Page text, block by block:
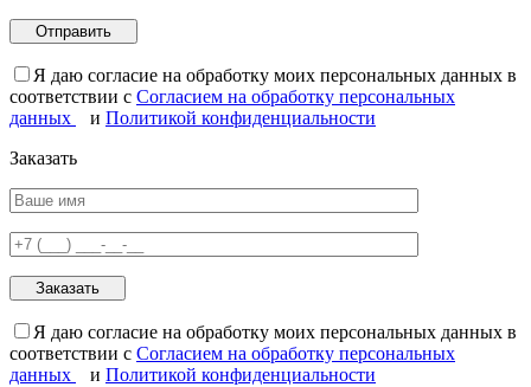
Я даю согласие на обработку моих персональных данных в
соответствии с Согласием на обработку персональных
данных
и Политикой конфиденциальности
Заказать
Я даю согласие на обработку моих персональных данных в
соответствии с Согласием на обработку персональных
данных
и Политикой конфиденциальности